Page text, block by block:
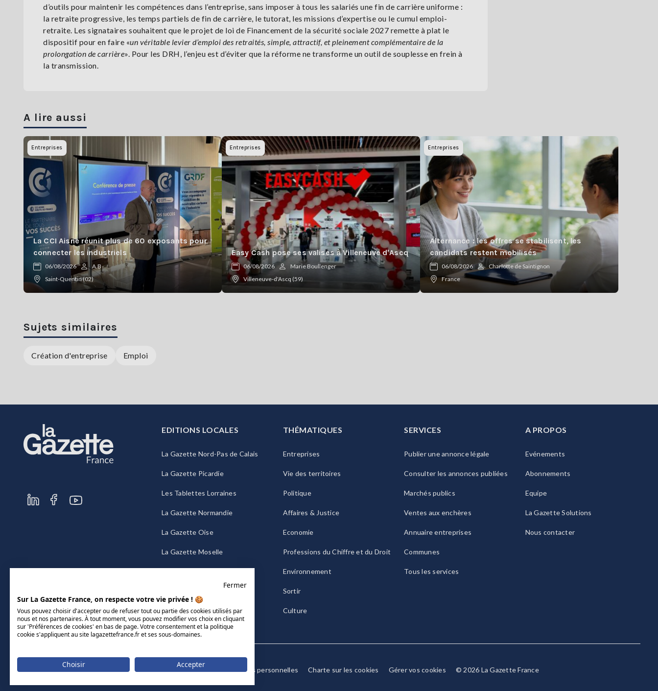
d’outils pour maintenir les compétences dans l’entreprise, sans imposer à tous les salariés une fin de carrière uniforme :
la retraite progressive, les temps partiels de fin de carrière, le tutorat, les missions d’expertise ou le cumul emploi-
retraite. Les signataires souhaitent que le projet de loi de Financement de la sécurité sociale 2027 remette à plat le
dispositif pour en faire «un véritable levier d’emploi des retraités, simple, attractif, et pleinement complémentaire de la
prolongation de carrière». Pour les DRH, l’enjeu est d’éviter que la réforme ne transforme un outil de souplesse en frein à
la transmission.
A lire aussi
Entreprises
La CCI Aisne réunit plus de 60 exposants pour
connecter les industriels
06/08/2026
A.B
Saint-Quentin (02)
Entreprises
Easy Cash pose ses valises à Villeneuve d'Ascq
06/08/2026
Marie Boullenger
Villeneuve-d'Ascq (59)
Entreprises
Alternance : les offres se stabilisent, les
candidats restent mobilisés
06/08/2026
Charlotte de Saintignon
France
Sujets similaires
Création d'entreprise Emploi
EDITIONS LOCALES
La Gazette Nord-Pas de Calais
La Gazette Picardie
Les Tablettes Lorraines
La Gazette Normandie
La Gazette Oise
La Gazette Moselle
THÉMATIQUES
Entreprises
Vie des territoires
Politique
Affaires & Justice
Economie
Professions du Chiffre et du Droit
Environnement
Sortir
Culture
SERVICES
Publier une annonce légale
Consulter les annonces publiées
Marchés publics
Ventes aux enchères
Annuaire entreprises
Communes
Tous les services
A PROPOS
Evénements
Abonnements
Equipe
La Gazette Solutions
Nous contacter
Mentions légales CGU/CGV Données personnelles Charte sur les cookies Gérer vos cookies © 2026 La Gazette France
Fermer
Sur La Gazette France, on respecte votre vie privée ! 🍪
Vous pouvez choisir d'accepter ou de refuser tout ou partie des cookies utilisés par
nous et nos partenaires. À tout moment, vous pouvez modifier vos choix en cliquant
sur 'Préférences de cookies' en bas de page. Votre consentement et la politique
cookie s'appliquent au site lagazettefrance.fr et ses sous-domaines.
Choisir Accepter